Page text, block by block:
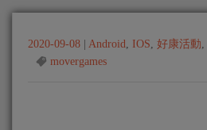
2020-09-08 Android, IOS, 好康活動,
movergames